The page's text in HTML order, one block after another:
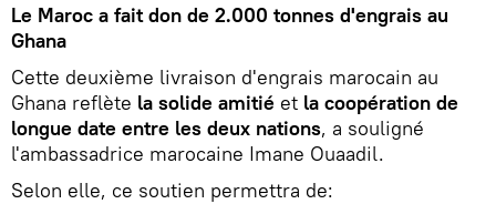
Le Maroc a fait don de 2.000 tonnes d'engrais au
Ghana
Cette deuxième livraison d'engrais marocain au
Ghana reflète la solide amitié et la coopération de
longue date entre les deux nations, a souligné
l'ambassadrice marocaine Imane Ouaadil.
Selon elle, ce soutien permettra de: